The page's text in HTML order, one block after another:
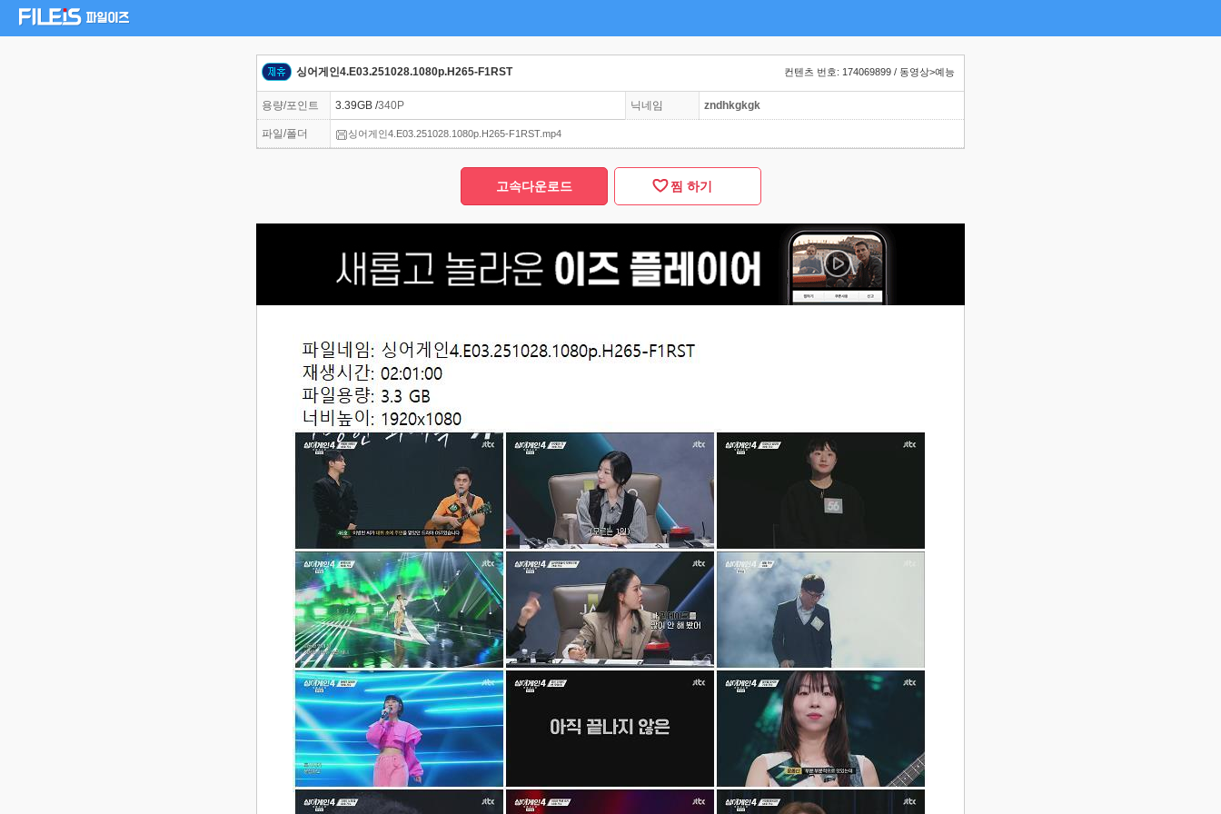
싱어게인4.E03.251028.1080p.H265-F1RST 컨텐츠 번호: 174069899 / 동영상>예능
용량/포인트 3.39GB /340P 닉네임 zndhkgkgk
파일/폴더 싱어게인4.E03.251028.1080p.H265-F1RST.mp4
고속다운로드 찜 하기